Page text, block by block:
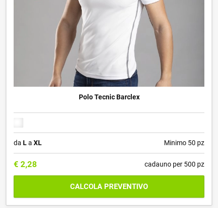
Polo Tecnic Barclex
da La XL Minimo 50 pz
€ 2,28 cadauno per 500 pz
CALCOLA PREVENTIVO